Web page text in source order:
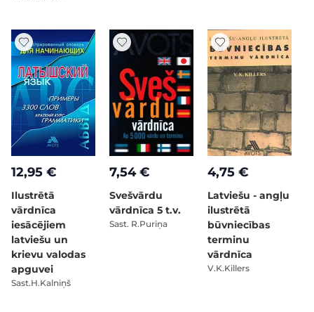
12,95 €
Ilustrētā
vārdnīca
iesācējiem
latviešu un
krievu valodas
apguvei
Sast.H.Kalniņš
7,54 €
Svešvārdu
vārdnīca 5 t.v.
Sast. R.Puriņa
4,75 €
Latviešu - angļu
ilustrētā
būvniecības
terminu
vārdnīca
V.K.Killers